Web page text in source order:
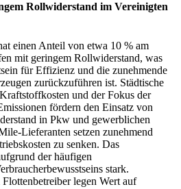
Rollwiderstand im Vereinigten
einen Anteil von etwa 10 % am
mit geringem Rollwiderstand, was
für Effizienz und die zunehmende
zurückzuführen ist. Städtische
und der Fokus der
fördern den Einsatz von
in Pkw und gewerblichen
Lieferanten setzen zunehmend
zu senken. Das
der häufigen
stark.
legen Wert auf